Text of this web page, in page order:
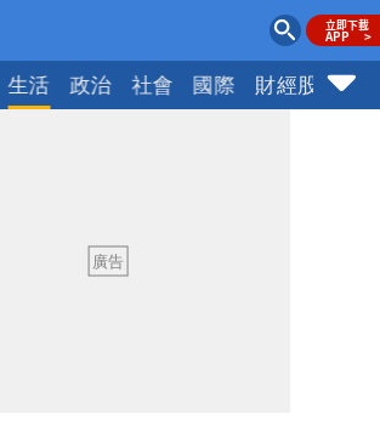
生活 政治 社會 國際 財經股市